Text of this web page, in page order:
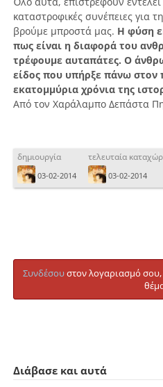
καταστροφικές συνέπειες για
βρούμε μπροστά μας. Η φύση
πως είναι η διαφορά του
τρέφουμε αυταπάτες. Ο
είδος που υπήρξε πάνω στον
εκατομμύρια χρόνια της
Από τον Χαράλαμπο Δεπάστα
δημιουργία
03-02-2014
τελευταία
03-02-2014
Συνδέσουστον λογαριασμό σου,
Διάβασε και αυτά